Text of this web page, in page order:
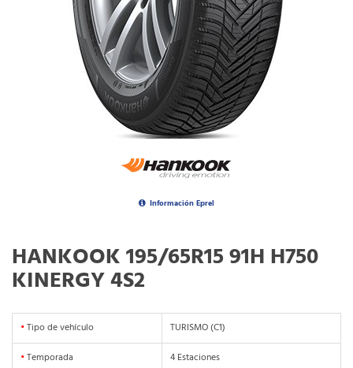
Información Eprel
HANKOOK 195/65R15 91H H750
KINERGY 4S2
•Tipo de vehículo
TURISMO (C1)
•Temporada
4 Estaciones